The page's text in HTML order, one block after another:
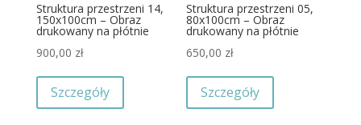
Struktura przestrzeni 14,
150x100cm – Obraz
drukowany na płótnie
900,00 zł
Szczegóły
Struktura przestrzeni 05,
80x100cm – Obraz
drukowany na płótnie
650,00 zł
Szczegóły